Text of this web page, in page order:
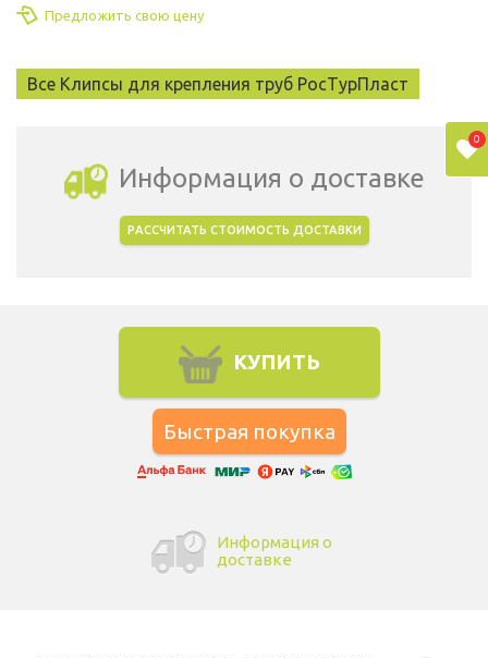
Предложить свою цену
Все Клипсы для крепления труб РосТурПласт
Информация о доставке
РАССЧИТАТЬ СТОИМОСТЬ ДОСТАВКИ
КУПИТЬ
Информация о
доставке
0